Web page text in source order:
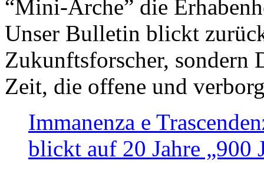
“Mini-Arche” die
Unser Bulletin blickt
Zukunftsforscher, sondern
Zeit, die offene und
Immanenza e
blickt auf 20 Jahre „900